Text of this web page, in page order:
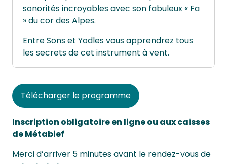
sonorités incroyables avec son fabuleux « Fa
» du cor des Alpes.
Entre Sons et Yodles vous apprendrez tous
les secrets de cet instrument à vent.
Télécharger le programme
Inscription obligatoire en ligne ou aux caisses
de Métabief
Merci d’arriver 5 minutes avant le rendez-vous de